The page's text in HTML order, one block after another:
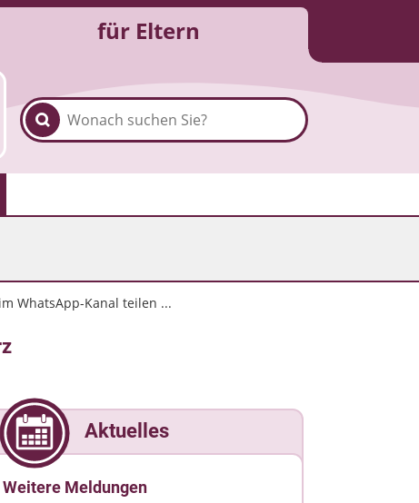
für Eltern
WhatsApp-Kanal teilen ...
Aktuelles
Weitere Meldungen